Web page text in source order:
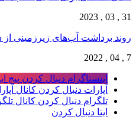
31 , 03 , 2023
روند برداشت آب‌های زیرزمینی
7 , 04 , 2022
اینستاگرام دنبال کردن پیج
آپارات دنبال کردن کانال
تلگرام دنبال کردن کانال
ایتا دنبال کردن